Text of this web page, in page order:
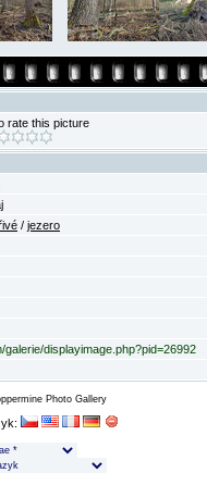
rate this picture
/ jezero
displayimage.php?pid=26992
Photo Gallery